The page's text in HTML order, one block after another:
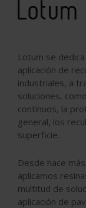
Lotum
Lotum se
aplicación de
industriales, a
soluciones,
continuos, la
general, los
superficie.
Desde hace
aplicamos
multitud de
aplicación de